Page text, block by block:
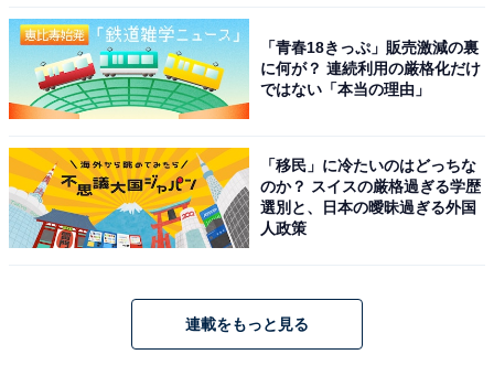
「青春18きっぷ」販売激減の裏
に何が？ 連続利用の厳格化だけ
ではない「本当の理由」
「移民」に冷たいのはどっちな
のか？ スイスの厳格過ぎる学歴
選別と、日本の曖昧過ぎる外国
人政策
連載をもっと見る